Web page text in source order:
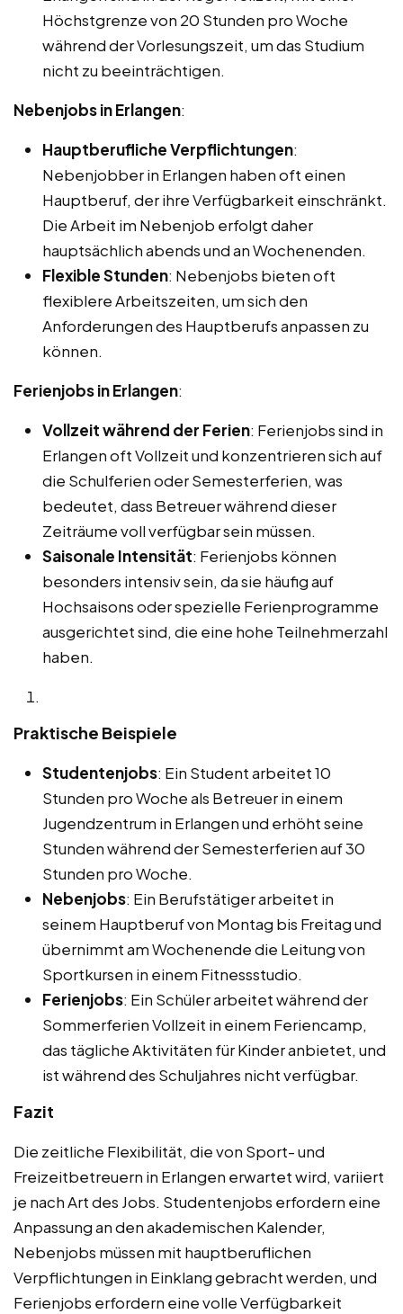
Höchstgrenze von 20 Stunden pro Woche
während der Vorlesungszeit, um das Studium
nicht zu beeinträchtigen.
Nebenjobs in Erlangen:
Hauptberufliche Verpflichtungen:
Nebenjobber in Erlangen haben oft einen
Hauptberuf, der ihre Verfügbarkeit einschränkt.
Die Arbeit im Nebenjob erfolgt daher
hauptsächlich abends und an Wochenenden.
Flexible Stunden: Nebenjobs bieten oft
flexiblere Arbeitszeiten, um sich den
Anforderungen des Hauptberufs anpassen zu
können.
Ferienjobs in Erlangen:
Vollzeit während der Ferien: Ferienjobs sind in
Erlangen oft Vollzeit und konzentrieren sich auf
die Schulferien oder Semesterferien, was
bedeutet, dass Betreuer während dieser
Zeiträume voll verfügbar sein müssen.
Saisonale Intensität: Ferienjobs können
besonders intensiv sein, da sie häufig auf
Hochsaisons oder spezielle Ferienprogramme
ausgerichtet sind, die eine hohe Teilnehmerzahl
haben.
Praktische Beispiele
Studentenjobs: Ein Student arbeitet 10
Stunden pro Woche als Betreuer in einem
Jugendzentrum in Erlangen und erhöht seine
Stunden während der Semesterferien auf 30
Stunden pro Woche.
Nebenjobs: Ein Berufstätiger arbeitet in
seinem Hauptberuf von Montag bis Freitag und
übernimmt am Wochenende die Leitung von
Sportkursen in einem Fitnessstudio.
Ferienjobs: Ein Schüler arbeitet während der
Sommerferien Vollzeit in einem Feriencamp,
das tägliche Aktivitäten für Kinder anbietet, und
ist während des Schuljahres nicht verfügbar.
Fazit
Die zeitliche Flexibilität, die von Sport- und
Freizeitbetreuern in Erlangen erwartet wird, variiert
je nach Art des Jobs. Studentenjobs erfordern eine
Anpassung an den akademischen Kalender,
Nebenjobs müssen mit hauptberuflichen
Verpflichtungen in Einklang gebracht werden, und
Ferienjobs erfordern eine volle Verfügbarkeit